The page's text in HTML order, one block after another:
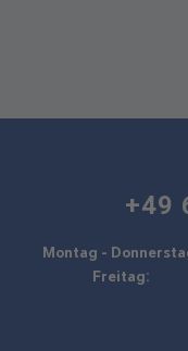
+49
Montag -
Freitag: